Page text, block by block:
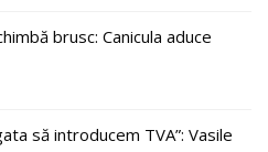
brusc: Canicula aduce
să introducem TVA”: Vasile